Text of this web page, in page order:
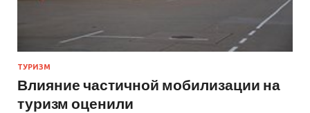
ТУРИЗМ
Влияние частичной мобилизации на
туризм оценили